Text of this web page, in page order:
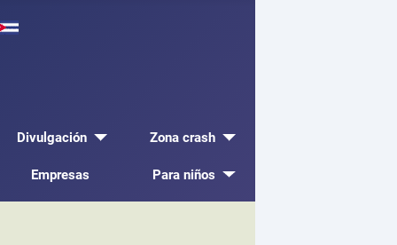
Divulgación Zona crash
Empresas Para niños